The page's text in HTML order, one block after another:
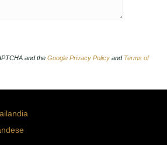
and the Google Privacy Policy and Terms of